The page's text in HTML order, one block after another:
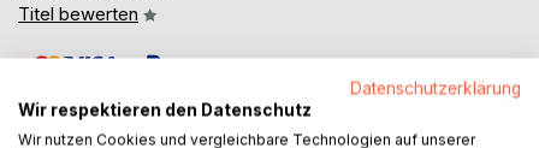
Titel bewerten
Datenschutzerklärung
Wir respektieren den Datenschutz
Wir nutzen Cookies und vergleichbare Technologien auf unserer